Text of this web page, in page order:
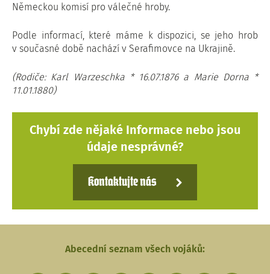
Německou komisí pro válečné hroby.
Podle informací, které máme k dispozici, se jeho hrob
v současné době nachází v Serafimovce na Ukrajině.
(Rodiče: Karl Warzeschka * 16.07.1876 a Marie Dorna *
11.01.1880)
Chybí zde nějaké Informace nebo jsou
údaje nesprávné?
Kontaktujte nás
Abecední seznam všech vojáků: